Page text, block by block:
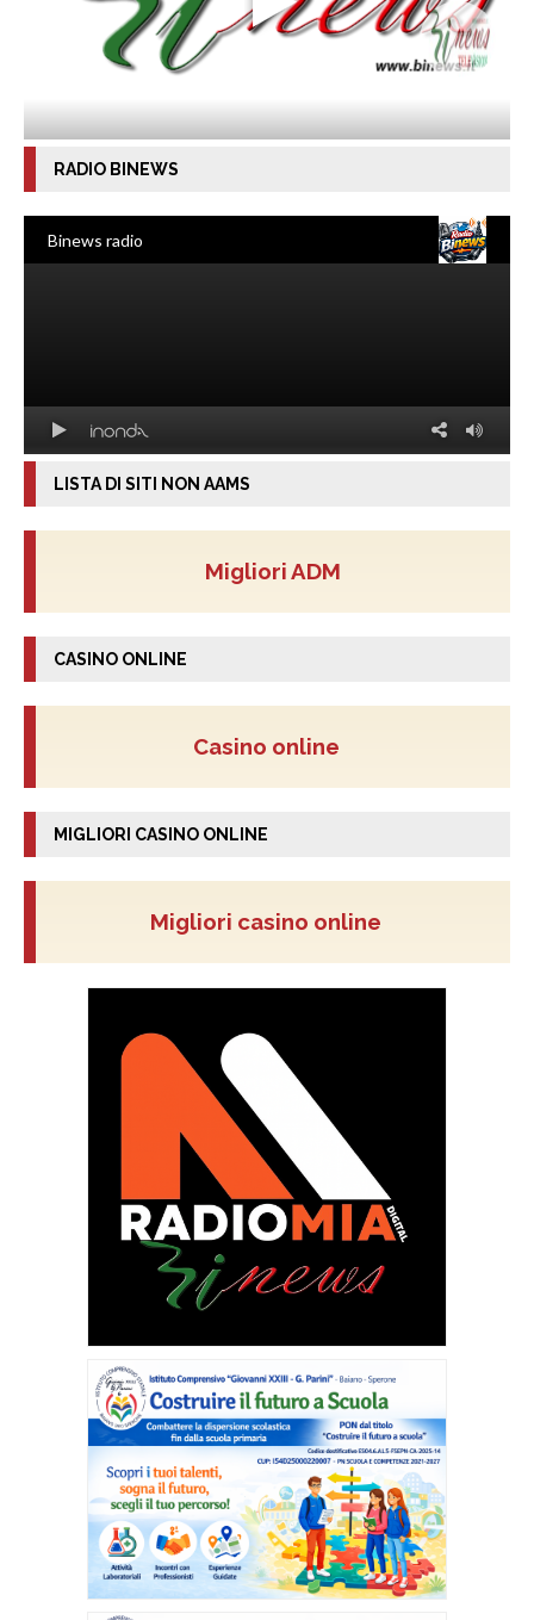
RADIO BINEWS
LISTA DI SITI NON AAMS
Migliori ADM
CASINO ONLINE
Casino online
MIGLIORI CASINO ONLINE
Migliori casino online